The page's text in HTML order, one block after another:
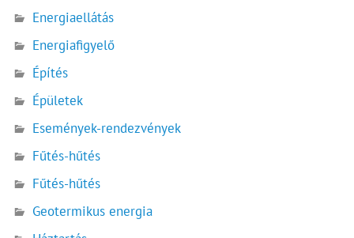
Energiaellátás
Energiafigyelő
Építés
Épületek
Események-rendezvények
Fűtés-hűtés
Fűtés-hűtés
Geotermikus energia